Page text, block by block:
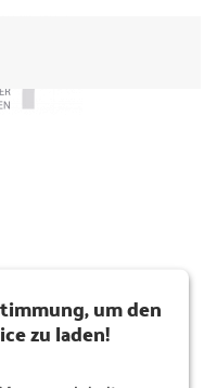
um den
zu laden!